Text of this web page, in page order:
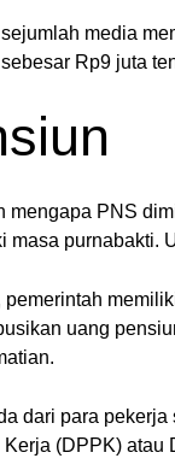
media
Rp9 juta
mengapa PNS
masa purnabakti.
uang
dari para
(DPPK)